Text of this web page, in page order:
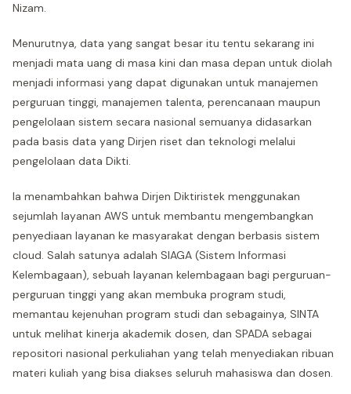
Nizam.
Menurutnya, data yang sangat besar itu tentu sekarang ini
menjadi mata uang di masa kini dan masa depan untuk diolah
menjadi informasi yang dapat digunakan untuk manajemen
perguruan tinggi, manajemen talenta, perencanaan maupun
pengelolaan sistem secara nasional semuanya didasarkan
pada basis data yang Dirjen riset dan teknologi melalui
pengelolaan data Dikti.
Ia menambahkan bahwa Dirjen Diktiristek menggunakan
sejumlah layanan AWS untuk membantu mengembangkan
penyediaan layanan ke masyarakat dengan berbasis sistem
cloud. Salah satunya adalah SIAGA (Sistem Informasi
Kelembagaan), sebuah layanan kelembagaan bagi perguruan-
perguruan tinggi yang akan membuka program studi,
memantau kejenuhan program studi dan sebagainya, SINTA
untuk melihat kinerja akademik dosen, dan SPADA sebagai
repositori nasional perkuliahan yang telah menyediakan ribuan
materi kuliah yang bisa diakses seluruh mahasiswa dan dosen.